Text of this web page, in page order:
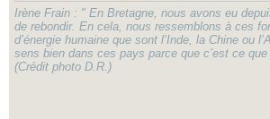
Irène Frain : " En Bretagne, nous avons eu
de rebondir. En cela, nous ressemblons à ces
d’énergie humaine que sont l’Inde, la Chine ou
sens bien dans ces pays parce que c’est ce que
(Crédit photo D.R.)